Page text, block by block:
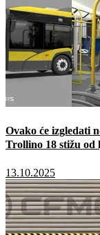
Ovako će izgledati
Trollino 18 stižu od
13.10.2025